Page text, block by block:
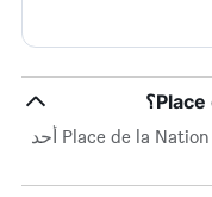
فندق فاميليا على بعد حوالي 3.2 كم من Place de la Nation أحد